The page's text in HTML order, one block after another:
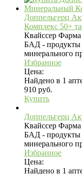
Доппельгерц
Комплекс 50+
Квайссер
БАД - продукты
минерального
Избранное
Цена:
Найдено в 1
910 руб.
Купить
Доппельгерц
Квайссер
БАД - продукты
минерального
Избранное
Цена:
Найдено в 1